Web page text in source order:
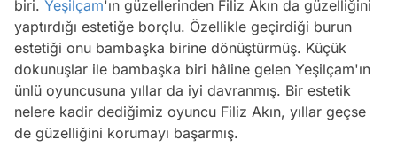
biri. Yeşilçam'ın güzellerinden Filiz Akın da güzelliğini
yaptırdığı estetiğe borçlu. Özellikle geçirdiği burun
estetiği onu bambaşka birine dönüştürmüş. Küçük
dokunuşlar ile bambaşka biri hâline gelen Yeşilçam'ın
ünlü oyuncusuna yıllar da iyi davranmış. Bir estetik
nelere kadir dediğimiz oyuncu Filiz Akın, yıllar geçse
de güzelliğini korumayı başarmış.